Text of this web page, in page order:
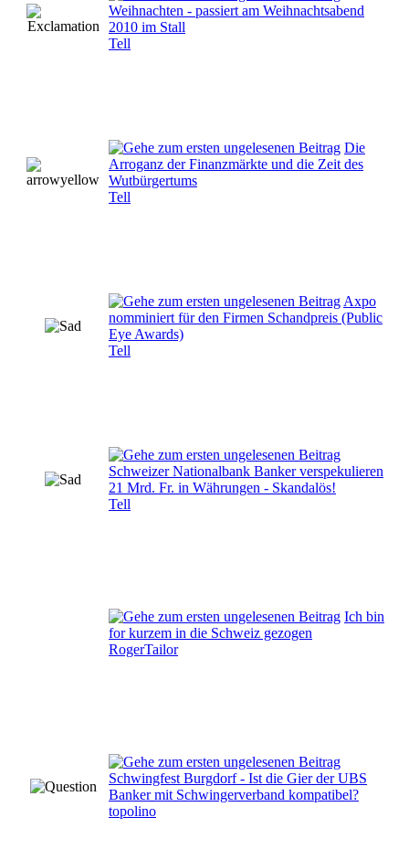
Weihnachten - passiert am Weihnachtsabend
2010 im Stall
Tell
Die
Arroganz der Finanzmärkte und die Zeit des
Wutbürgertums
Tell
Axpo
nomminiert für den Firmen Schandpreis (Public
Eye Awards)
Tell
Schweizer Nationalbank Banker verspekulieren
21 Mrd. Fr. in Währungen - Skandalös!
Tell
Ich bin
for kurzem in die Schweiz gezogen
RogerTailor
Schwingfest Burgdorf - Ist die Gier der UBS
Banker mit Schwingerverband kompatibel?
topolino